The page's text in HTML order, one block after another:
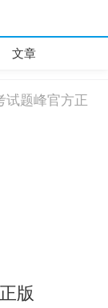
文章
试题峰官方正
版